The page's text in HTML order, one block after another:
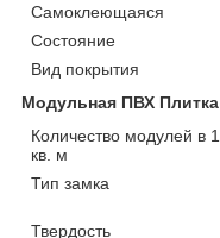
Самоклеющаяся
Состояние
Вид покрытия
Модульная ПВХ Плитка
Количество модулей в 1
кв. м
Тип замка
Твердость